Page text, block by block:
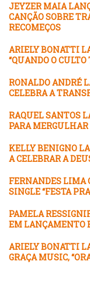
JEYZER MAIA
CANÇÃO SOBRE
RECOMEÇOS
ARIELY BONATTI
“QUANDO O
RONALDO ANDRÉ
CELEBRA A
RAQUEL SANTOS
PARA
KELLY BENIGNO
A CELEBRAR A
FERNANDES LIMA
SINGLE “FESTA
PAMELA
EM LANÇAMENTO
ARIELY BONATTI
GRAÇA MUSIC,